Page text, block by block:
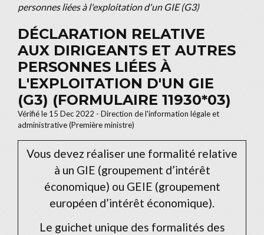
personnes liées à l'exploitation d'un GIE (G3)
DÉCLARATION RELATIVE
AUX DIRIGEANTS ET AUTRES
PERSONNES LIÉES À
L'EXPLOITATION D'UN GIE
(G3) (FORMULAIRE 11930*03)
Vérifié le 15 Dec 2022 - Direction de l'information légale et
administrative (Première ministre)
Vous devez réaliser une formalité relative
à un GIE (groupement d’intérêt
économique) ou GEIE (groupement
européen d’intérêt économique).
Le guichet unique des formalités des